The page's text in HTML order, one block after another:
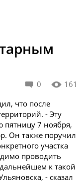
0 161
что после
- Эту
пятницу 7 ноября,
Он также поручил
участка
проводить
к такой
- сказал